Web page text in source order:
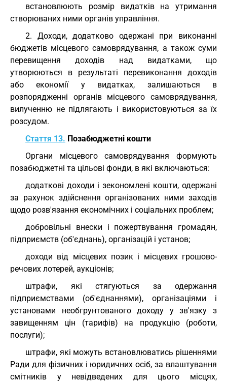
встановлюють розмір видатків на утримання
створюваних ними органів управління.
2. Доходи, додатково одержані при виконанні
бюджетів місцевого самоврядування, а також суми
перевищення доходів над видатками, що
утворюються в результаті перевиконання доходів
або економії у видатках, залишаються в
розпорядженні органів місцевого самоврядування,
вилученню не підлягають і використовуються за їх
розсудом.
Стаття 13. Позабюджетні кошти
Органи місцевого самоврядування формують
позабюджетні та цільові фонди, в які включаються:
додаткові доходи і зекономлені кошти, одержані
за рахунок здійснення організованих ними заходів
щодо розв'язання економічних і соціальних проблем;
добровільні внески і пожертвування громадян,
підприємств (об'єднань), організацій і установ;
доходи від місцевих позик і місцевих грошово-
речових лотерей, аукціонів;
штрафи, які стягуються за одержання
підприємствами (об'єднаннями), організаціями і
установами необгрунтованого доходу у зв'язку з
завищенням цін (тарифів) на продукцію (роботи,
послуги);
штрафи, які можуть встановлюватись рішеннями
Ради для фізичних і юридичних осіб, за влаштування
смітників у невідведених для цього місцях,